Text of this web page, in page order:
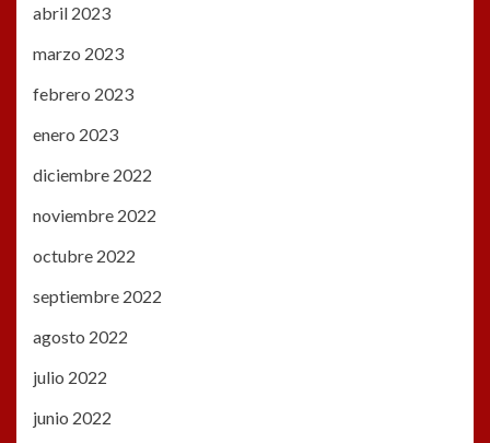
abril 2023
marzo 2023
febrero 2023
enero 2023
diciembre 2022
noviembre 2022
octubre 2022
septiembre 2022
agosto 2022
julio 2022
junio 2022